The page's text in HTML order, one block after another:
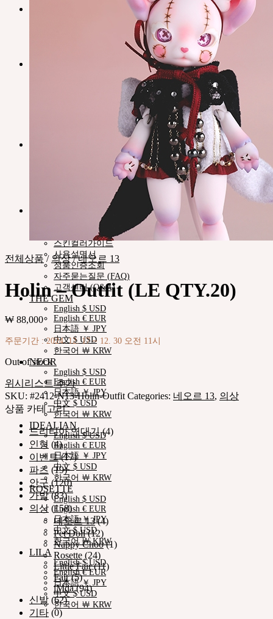
숨 예술적 공로자
인재채용·협력문의
쇼핑몰이용안내
인형사이즈정보
스킨컬러가이드
사용설명서
정품인증조회
자주묻는질문 (FAQ)
고객센터 (Q&A)
THE GEM
English $ USD
English € EUR
日本語 ￥ JPY
中文 $ USD
한국어 ￦ KRW
NEOR
English $ USD
English € EUR
日本語 ￥ JPY
中文 $ USD
한국어 ￦ KRW
IDEALIAN
English $ USD
English € EUR
日本語 ￥ JPY
中文 $ USD
한국어 ￦ KRW
ROSETTE
English $ USD
English € EUR
日本語 ￥ JPY
中文 $ USD
한국어 ￦ KRW
LILA
English $ USD
English € EUR
日本語 ￥ JPY
中文 $ USD
한국어 ￦ KRW
전체상품 / 의상 / 네오르 13
Holin – Outfit (LE QTY.20)
₩ 88,000
주문기간 : 2024. 12. 17 ~ 12. 30 오전 11시
Out of stock
위시리스트 추가
SKU: #2412-N13-Holin-Outfit Categories: 네오르 13, 의상
상품 카테고리
드리티아 연대기 (4)
인형 (4)
이벤트 (17)
파츠 (19)
안구 (120)
가발 (83)
의상 (158)
네오르 13 (4)
Pet Doll (12)
Nappy Choo (1)
Rosette (24)
Little Fair (11)
Fair (5)
iMda (94)
신발 (62)
기타 (0)